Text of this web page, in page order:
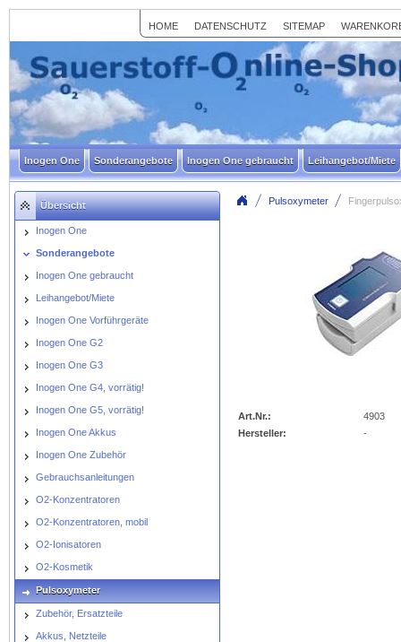
HOME DATENSCHUTZ SITEMAP
Inogen One Sonderangebote Inogen One gebraucht Leihangebot/Miete
Übersicht
Inogen One
Sonderangebote
Inogen One gebraucht
Leihangebot/Miete
Inogen One Vorführgeräte
Inogen One G2
Inogen One G3
Inogen One G4, vorrätig!
Inogen One G5, vorrätig!
Inogen One Akkus
Inogen One Zubehör
Gebrauchsanleitungen
O2-Konzentratoren
O2-Konzentratoren, mobil
O2-Ionisatoren
O2-Kosmetik
Pulsoxymeter
Zubehör, Ersatzteile
Akkus, Netzteile
Pulsoxymeter
Art.Nr.:
4903
Hersteller:
-